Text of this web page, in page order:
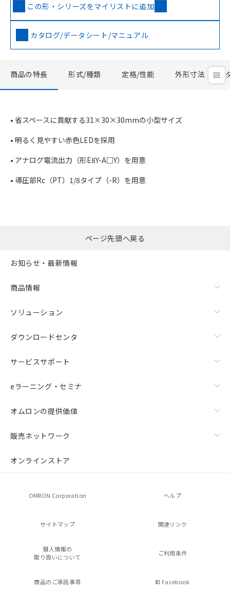
この形・シリーズをマイリストに追加
カタログ/データシート/マニュアル
商品の特長 形式/種類 定格/性能 外形寸法
• 省スペースに貢献する31×30×30mmの小型サイズ
• 明るく見やすい赤色LEDを採用
• アナログ電流出力（形E8Y-A□Y）を用意
• 導圧部Rc（PT）1/8タイプ（-R）を用意
ページ先頭へ戻る
お知らせ・最新情報
商品情報
ソリューション
ダウンロードセンタ
サービスサポート
eラーニング・セミナ
オムロンの提供価値
販売ネットワーク
オンラインストア
OMRON Corporation ヘルプ
サイトマップ 関連リンク
個人情報の
取り扱いについて
ご利用条件
商品のご承諾事項 Facebook